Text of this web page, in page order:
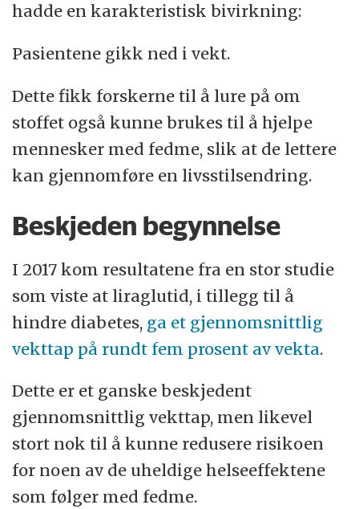
hadde en karakteristisk bivirkning:
Pasientene gikk ned i vekt.
Dette fikk forskerne til å lure på om
stoffet også kunne brukes til å hjelpe
mennesker med fedme, slik at de lettere
kan gjennomføre en livsstilsendring.
Beskjeden begynnelse
I 2017 kom resultatene fra en stor studie
som viste at liraglutid, i tillegg til å
hindre diabetes, ga et gjennomsnittlig
vekttap på rundt fem prosent av vekta.
Dette er et ganske beskjedent
gjennomsnittlig vekttap, men likevel
stort nok til å kunne redusere risikoen
for noen av de uheldige helseeffektene
som følger med fedme.